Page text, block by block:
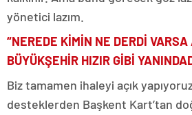
yönetici lazım.
“NEREDE KİMİN NE DERDİ
BÜYÜKŞEHİR HIZIR GİBİ
Biz tamamen ihaleyi açık
desteklerden Başkent Kart’tan